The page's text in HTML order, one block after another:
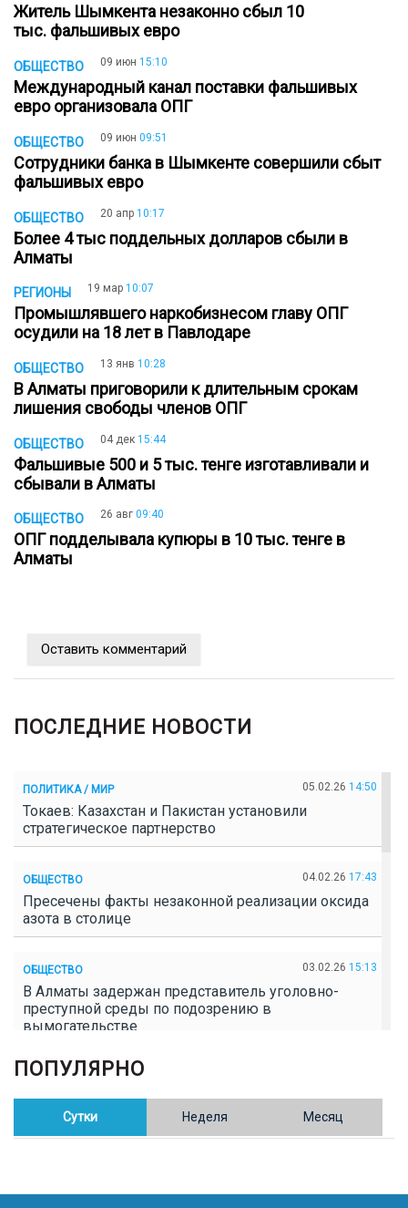
Житель Шымкента незаконно сбыл 10
тыс. фальшивых евро
ОБЩЕСТВО 09 июн 15:10
Международный канал поставки фальшивых
евро организовала ОПГ
ОБЩЕСТВО 09 июн 09:51
Сотрудники банка в Шымкенте совершили сбыт
фальшивых евро
ОБЩЕСТВО 20 апр 10:17
Более 4 тыс поддельных долларов сбыли в
Алматы
РЕГИОНЫ 19 мар 10:07
Промышлявшего наркобизнесом главу ОПГ
осудили на 18 лет в Павлодаре
ОБЩЕСТВО 13 янв 10:28
В Алматы приговорили к длительным срокам
лишения свободы членов ОПГ
ОБЩЕСТВО 04 дек 15:44
Фальшивые 500 и 5 тыс. тенге изготавливали и
сбывали в Алматы
ОБЩЕСТВО 26 авг 09:40
ОПГ подделывала купюры в 10 тыс. тенге в
Алматы
Оставить комментарий
ПОСЛЕДНИЕ НОВОСТИ
ПОЛИТИКА / МИР 05.02.26 14:50
Токаев: Казахстан и Пакистан установили
стратегическое партнерство
ОБЩЕСТВО 04.02.26 17:43
Пресечены факты незаконной реализации оксида
азота в столице
ОБЩЕСТВО 03.02.26 15:13
В Алматы задержан представитель уголовно-
преступной среды по подозрению в
вымогательстве
ОБЩЕСТВО
Полицейские пресекли незаконное выращивание
конопли в Таразе
Казахстан возглавил Договор о зоне, свободной от
ПОПУЛЯРНО
Сутки Неделя Месяц